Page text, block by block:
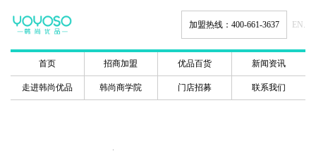
加盟热线：400-661-3637 EN.
首页 招商加盟 优品百货 新闻资讯
走进韩尚优品 韩尚商学院 门店招募 联系我们